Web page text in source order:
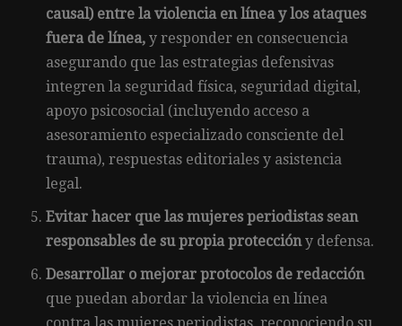
causal) entre la violencia en línea y los ataques
fuera de línea, y responder en consecuencia
asegurando que las estrategias defensivas
integren la seguridad física, seguridad digital,
apoyo psicosocial (incluyendo acceso a
asesoramiento especializado consciente del
trauma), respuestas editoriales y asistencia
legal.
Evitar hacer que las mujeres periodistas sean
responsables de su propia proteccióny defensa.
Desarrollar o mejorar protocolos de redacción
que puedan abordar la violencia en línea